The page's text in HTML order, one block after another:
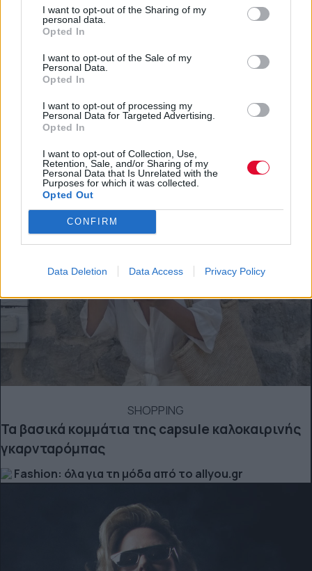
I want to opt-out of the Sharing of my
personal data.
Opted In
I want to opt-out of the Sale of my
Personal Data.
Opted In
I want to opt-out of processing my
Personal Data for Targeted Advertising.
Opted In
I want to opt-out of Collection, Use,
Retention, Sale, and/or Sharing of my
Personal Data that Is Unrelated with the
Purposes for which it was collected.
Opted Out
CONFIRM
Data Deletion Data Access Privacy Policy
Οι Green Day απέκτησαν το δικό τους 24ωρο
κανάλι στο YouTube με σπάνιο αρχειακό υλικό
Μουσικά νέα από την Ελλάδα και τη διεθνή μουσική
SHOPPING
Τα βασικά κομμάτια της capsule καλοκαιρινής
γκαρνταρόμπας
Fashion: όλα για τη μόδα από το allyou.gr